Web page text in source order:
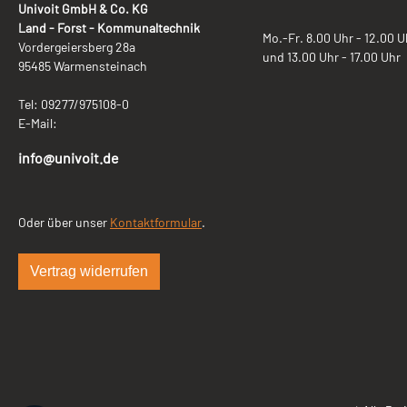
Univoit GmbH & Co. KG
Land - Forst - Kommunaltechnik
Vordergeiersberg 28a
95485 Warmensteinach
Tel: 09277/975108-0
E-Mail:
info@univoit.de
Oder über unser Kontaktformular.
Vertrag widerrufen
Mo.-Fr. 8.00 Uhr - 12.00
und 13.00 Uhr - 17.00 Uhr